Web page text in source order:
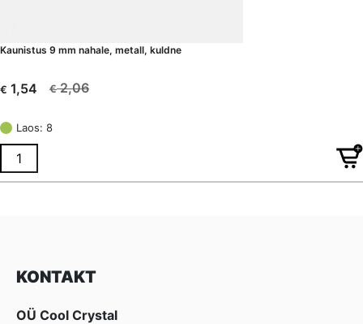
Kaunistus 9 mm nahale, metall, kuldne
€2,06
Algne
oli:
€ 2,06.
€ 1,54
Current
is:
€ 1,54.
Laos: 8
KONTAKT
OÜ Cool Crystal